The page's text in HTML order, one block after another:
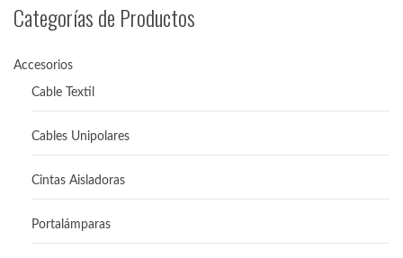
Categorías de Productos
Accesorios
Cable Textil
Cables Unipolares
Cintas Aisladoras
Portalámparas